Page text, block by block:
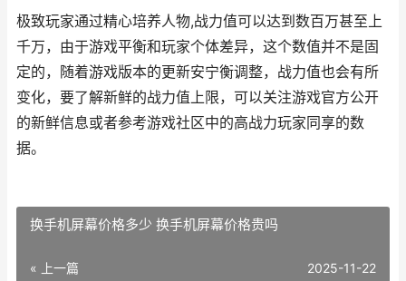
极致玩家通过精心培养人物,战力值可以达到数百万甚至上
千万，由于游戏平衡和玩家个体差异，这个数值并不是固
定的，随着游戏版本的更新安宁衡调整，战力值也会有所
变化，要了解新鲜的战力值上限，可以关注游戏官方公开
的新鲜信息或者参考游戏社区中的高战力玩家同享的数
据。
换手机屏幕价格多少 换手机屏幕价格贵吗
« 上一篇 2025-11-22